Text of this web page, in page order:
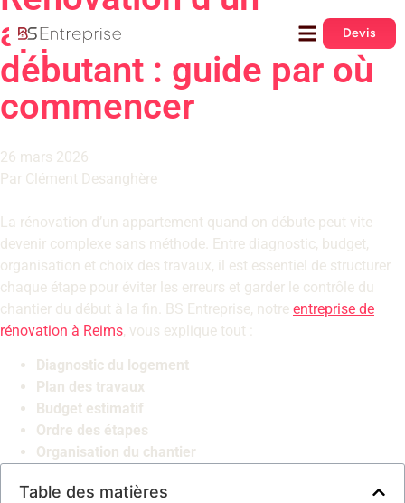
Devis
appartement en
débutant : guide par où
commencer
26 mars 2026
Par Clément Desanghère
La rénovation d’un appartement quand on débute peut vite
devenir complexe sans méthode. Entre diagnostic, budget,
organisation et choix des travaux, il est essentiel de structurer
chaque étape pour éviter les erreurs et garder le contrôle du
chantier du début à la fin. BS Entreprise, notre entreprise de
rénovation à Reims, vous explique tout :
Diagnostic du logement
Plan des travaux
Budget estimatif
Ordre des étapes
Organisation du chantier
Table des matières